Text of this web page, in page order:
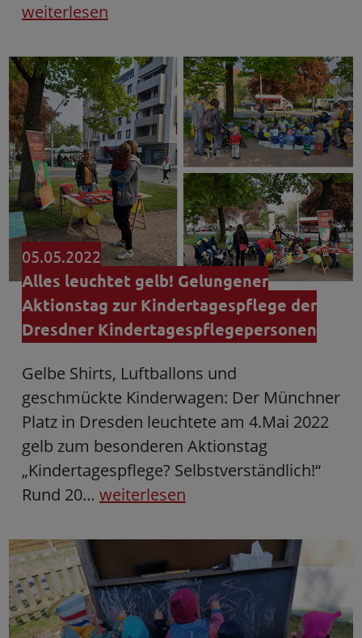
weiterlesen
05.05.2022
Alles leuchtet gelb! Gelungener
Aktionstag zur Kindertagespflege der
Dresdner Kindertagespflegepersonen
Gelbe Shirts, Luftballons und
geschmückte Kinderwagen: Der Münchner
Platz in Dresden leuchtete am 4.Mai 2022
gelb zum besonderen Aktionstag
„Kindertagespflege? Selbstverständlich!“
Rund 20… weiterlesen